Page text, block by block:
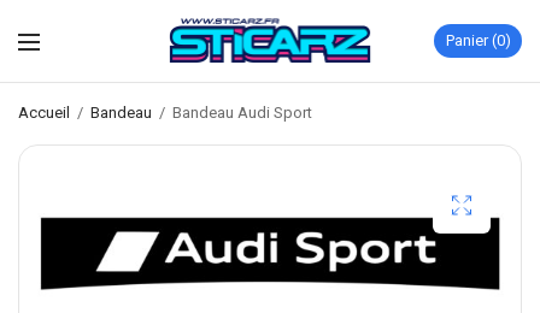
Panier 0
Accueil / Bandeau / Bandeau Audi Sport